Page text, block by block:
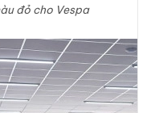
đỏ cho Vespa